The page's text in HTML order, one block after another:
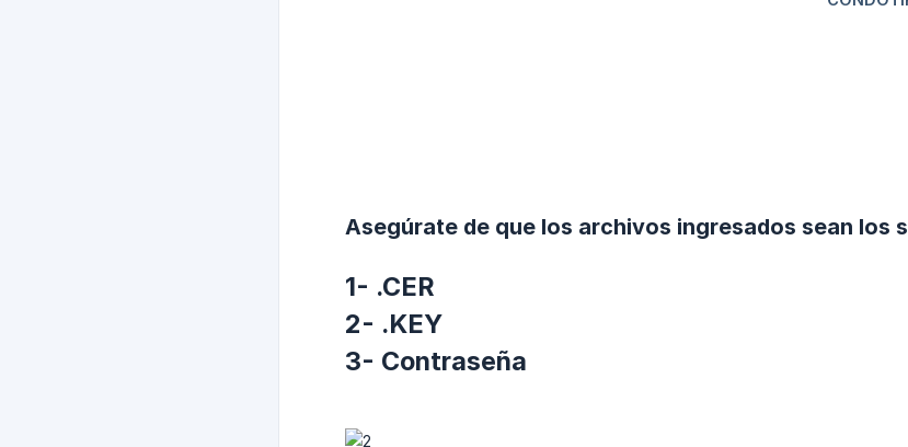
Asegúrate de que los archivos ingresados sean los
1- .CER
2- .KEY
3- Contraseña